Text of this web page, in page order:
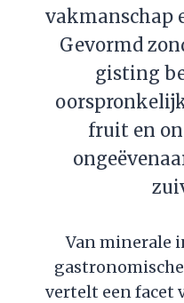
vakmanschap
Gevormd
gisting
fruit en
Van minerale
vertelt een facet